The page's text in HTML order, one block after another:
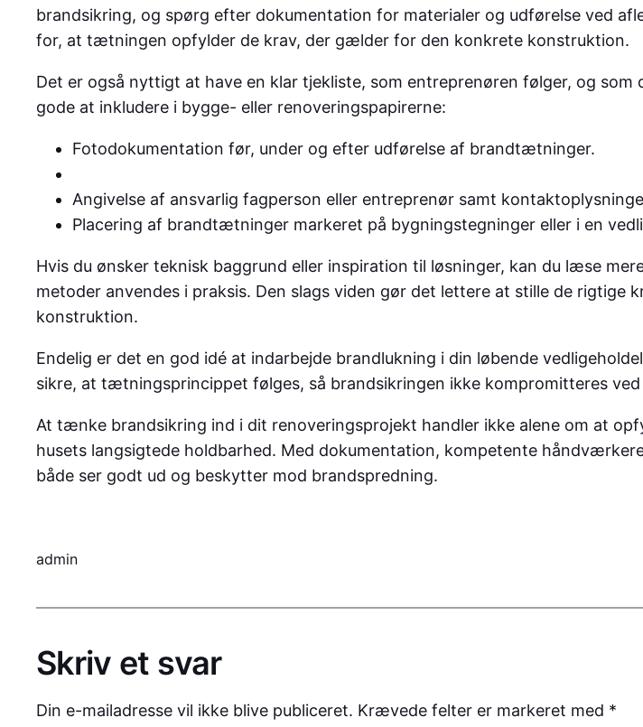
brandsikring, og spørg efter dokumentation for materialer og udførelse ved
for, at tætningen opfylder de krav, der gælder for den konkrete konstruktion.
Det er også nyttigt at have en klar tjekliste, som entreprenøren følger, og
gode at inkludere i bygge- eller renoveringspapirerne:
Fotodokumentation før, under og efter udførelse af brandtætninger.
Angivelse af ansvarlig fagperson eller entreprenør samt
Placering af brandtætninger markeret på bygningstegninger eller i en
Hvis du ønsker teknisk baggrund eller inspiration til løsninger, kan du læse
metoder anvendes i praksis. Den slags viden gør det lettere at stille de
konstruktion.
Endelig er det en god idé at indarbejde brandlukning i din løbende
sikre, at tætningsprincippet følges, så brandsikringen ikke kompromitteres ved
At tænke brandsikring ind i dit renoveringsprojekt handler ikke alene om at
husets langsigtede holdbarhed. Med dokumentation, kompetente
både ser godt ud og beskytter mod brandspredning.
admin
Skriv et svar
Din e-mailadresse vil ikke blive publiceret. Krævede felter er markeret med *